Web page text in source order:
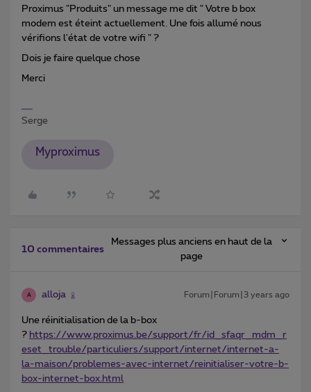
Proximus "Produits" un message me dit " Votre b box
modem est éteint actuellement. Une fois allumé nous
vérifions l'état de votre wifi " ?
Dois je faire quelque chose
Merci
Serge
Myproximus
10 commentaires
Messages plus anciens en haut de la
page
A alloja Forum|Forum|3 years ago
Une réinitialisation de la b-box
? https://www.proximus.be/support/fr/id_sfaqr_mdm_r
eset_trouble/particuliers/support/internet/internet-a-
la-maison/problemes-avec-internet/reinitialiser-votre-b-
box-internet-box.html